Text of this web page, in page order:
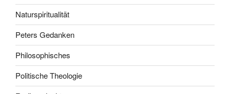
Naturspiritualität
Peters Gedanken
Philosophisches
Politische Theologie